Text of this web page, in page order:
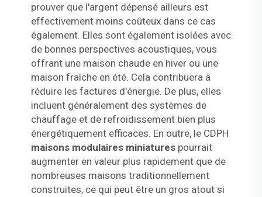
prouver que l'argent dépensé ailleurs est
effectivement moins coûteux dans ce cas
également. Elles sont également isolées avec
de bonnes perspectives acoustiques, vous
offrant une maison chaude en hiver ou une
maison fraîche en été. Cela contribuera à
réduire les factures d'énergie. De plus, elles
incluent généralement des systèmes de
chauffage et de refroidissement bien plus
énergétiquement efficaces. En outre, le CDPH
maisons modulaires miniatures pourrait
augmenter en valeur plus rapidement que de
nombreuses maisons traditionnellement
construites, ce qui peut être un gros atout si